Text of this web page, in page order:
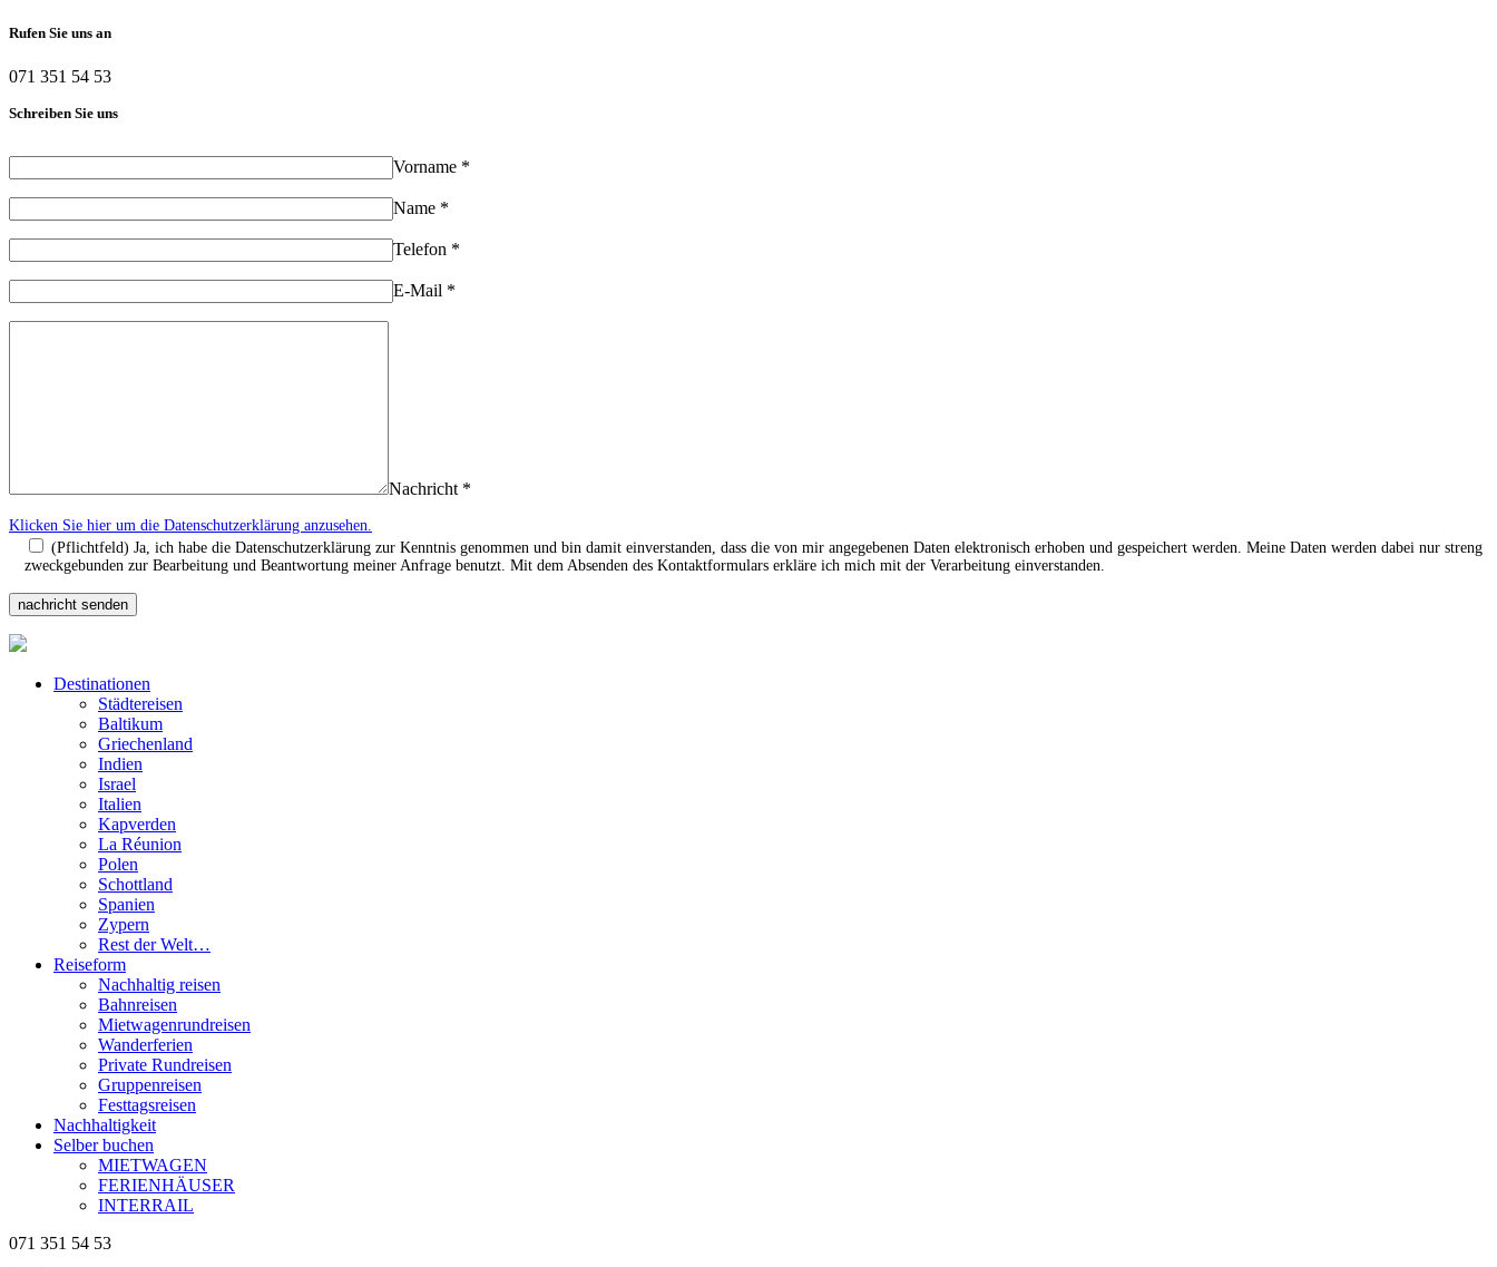
Rufen Sie uns an
071 351 54 53
Schreiben Sie uns
Vorname *
Name *
Telefon *
E-Mail *
Nachricht *
Klicken Sie hier um die Datenschutzerklärung anzusehen.
(Pflichtfeld) Ja, ich habe die Datenschutzerklärung zur Kenntnis genommen und bin damit einverstanden, dass die von mir angegebenen Daten elektronisch erhoben und gespeichert werden. Meine Daten werden dabei nur streng
zweckgebunden zur Bearbeitung und Beantwortung meiner Anfrage benutzt. Mit dem Absenden des Kontaktformulars erkläre ich mich mit der Verarbeitung einverstanden.
Destinationen
Städtereisen
Baltikum
Griechenland
Indien
Israel
Italien
Kapverden
La Réunion
Polen
Schottland
Spanien
Zypern
Rest der Welt…
Reiseform
Nachhaltig reisen
Bahnreisen
Mietwagenrundreisen
Wanderferien
Private Rundreisen
Gruppenreisen
Festtagsreisen
Nachhaltigkeit
Selber buchen
MIETWAGEN
FERIENHÄUSER
INTERRAIL
071 351 54 53